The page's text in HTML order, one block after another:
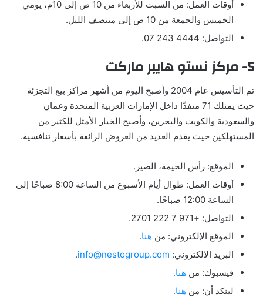
أوقات العمل: من السبت للأربعاء من 10 ص إلى 10م، يومي
الخميس والجمعة من 10 ص إلى منتصف الليل.
التواصل: 4444 243 07.
5- مركز نستو هايبر ماركت
تم التأسيس عام 2004 وأصبح اليوم من أشهر مراكز بيع التجزئة
حيث يمتلك 71 منفذًا داخل الإمارات العربية المتحدة وعمان
والسعودية والكويت والبحرين، وأصبح الخيار الأمثل للكثير من
المستهلكين حيث يقدم العديد من العروض الرائعة بأسعار تنافسية.
الموقع: رأس الخيمة، الصير.
أوقات العمل: طوال أيام الأسبوع من الساعة 8:00 صباحًا إلى
الساعة 12:00 صباحًا.
التواصل: +971 7 222 2701.
الموقع الإلكتروني: من هنا.
البريد الإلكتروني: info@nestogroup.com
.
فيسبوك: من هنا.
لينكد أن: من هنا.